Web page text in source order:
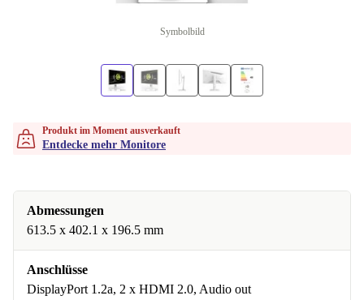
Symbolbild
Produkt im Moment ausverkauft
Entdecke mehr Monitore
Abmessungen
613.5 x 402.1 x 196.5 mm
Anschlüsse
DisplayPort 1.2a, 2 x HDMI 2.0, Audio out